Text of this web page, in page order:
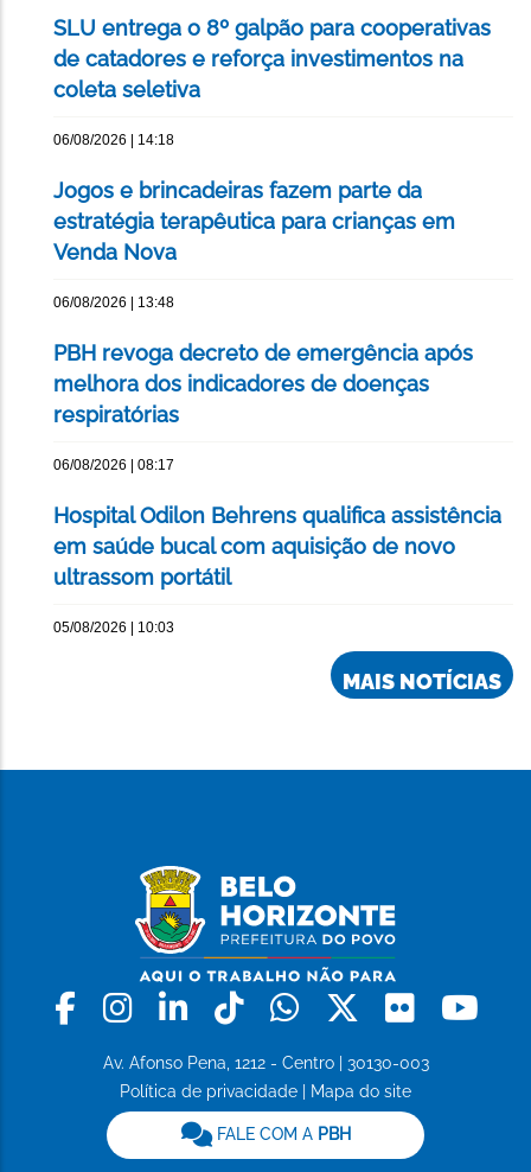
SLU entrega o 8º galpão para cooperativas
de catadores e reforça investimentos na
coleta seletiva
06/08/2026 | 14:18
Jogos e brincadeiras fazem parte da
estratégia terapêutica para crianças em
Venda Nova
06/08/2026 | 13:48
PBH revoga decreto de emergência após
melhora dos indicadores de doenças
respiratórias
06/08/2026 | 08:17
Hospital Odilon Behrens qualifica assistência
em saúde bucal com aquisição de novo
ultrassom portátil
05/08/2026 | 10:03
MAIS NOTÍCIAS
Facebook
Instagram
LinkedinTiktokWhatsapp
X Flickr
Av. Afonso Pena, 1212 - Centro | 30130-003
Política de privacidade
Mapa do site
FALE COM A PBH